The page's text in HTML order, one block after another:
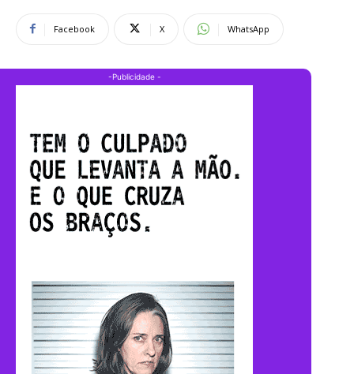
Facebook X WhatsApp
-Publicidade -